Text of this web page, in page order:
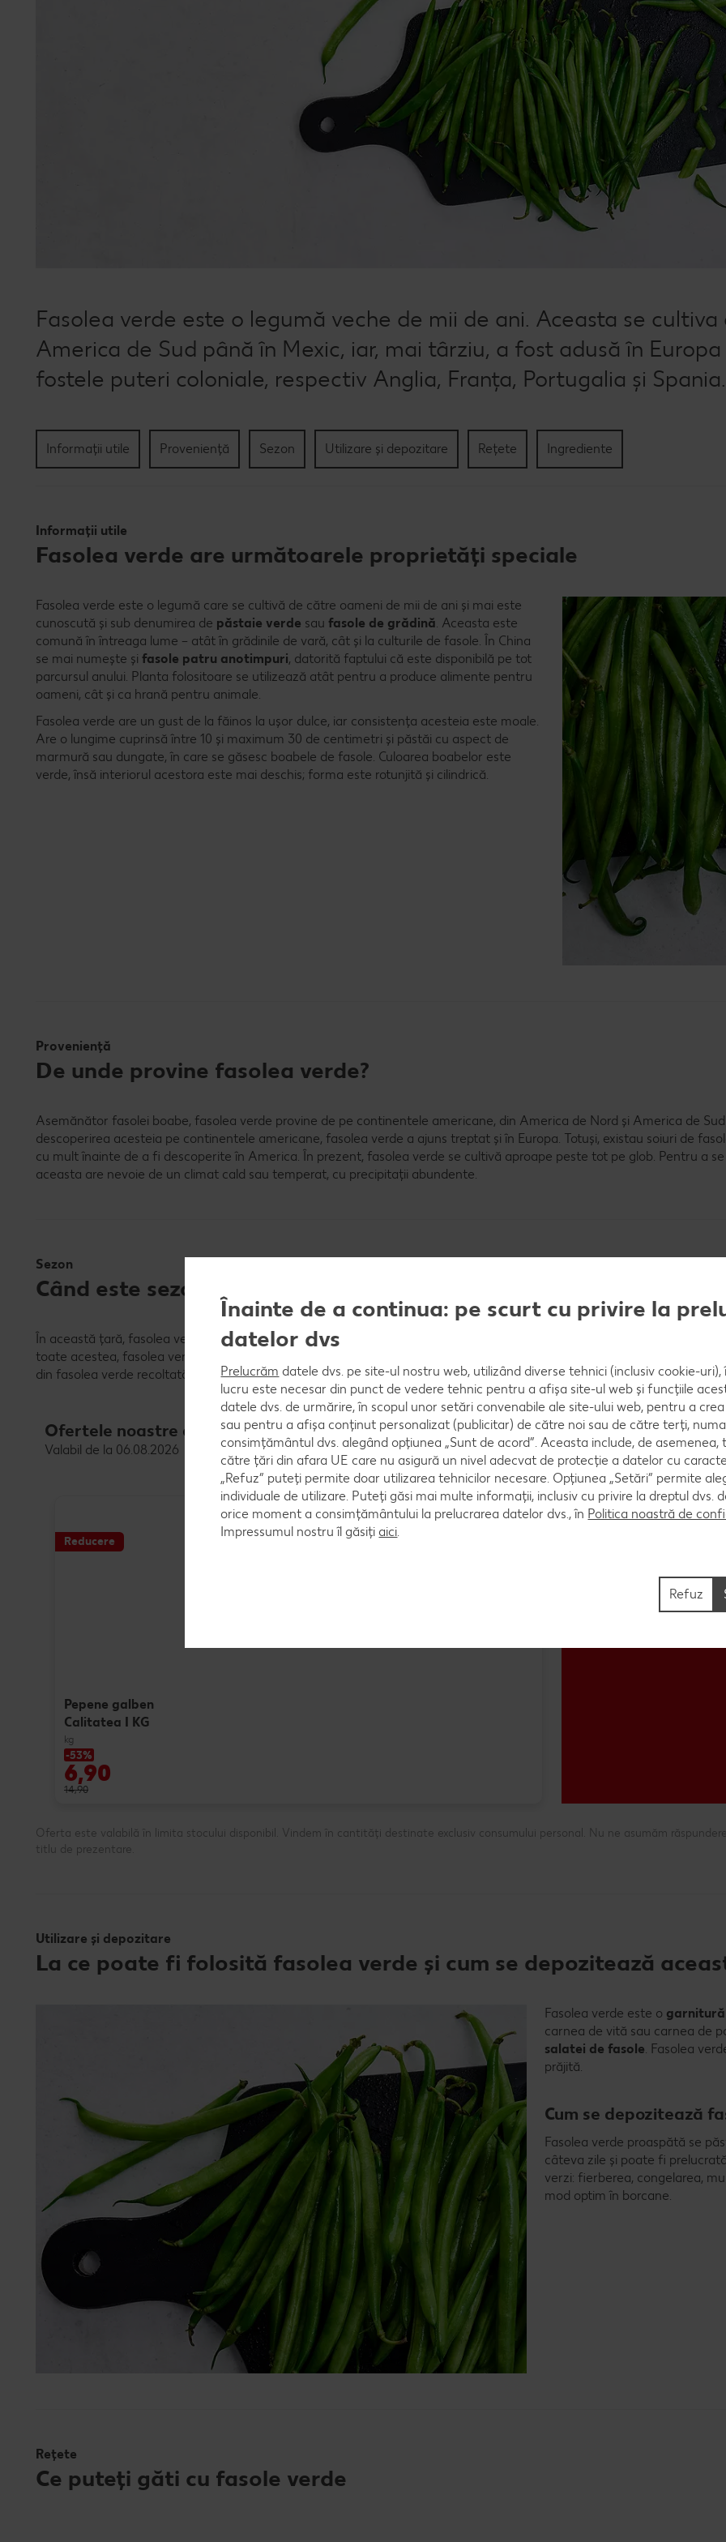
Fasolea verde este o legumă veche de mii de ani. Aceasta se cultiva
America de Sud până în Mexic, iar, mai târziu, a fost adusă în
fostele puteri coloniale, respectiv Anglia, Franța, Portugalia și
Informații utile Proveniență Sezon Utilizare și depozitare Rețete Ingrediente
Informații utile
Fasolea verde are următoarele proprietăți speciale
Fasolea verde este o legumă care se cultivă de către oameni de mii de ani și mai este
cunoscută și sub denumirea de păstaie verde sau fasole de grădină. Aceasta este
comună în întreaga lume – atât în grădinile de vară, cât și la culturile de fasole. În China
se mai numește și fasole patru anotimpuri, datorită faptului că este disponibilă pe tot
parcursul anului. Planta folositoare se utilizează atât pentru a produce alimente pentru
oameni, cât și ca hrană pentru animale.
Fasolea verde are un gust de la făinos la ușor dulce, iar consistența acesteia este moale.
Are o lungime cuprinsă între 10 și maximum 30 de centimetri și păstăi cu aspect de
marmură sau dungate, în care se găsesc boabele de fasole. Culoarea boabelor este
verde, însă interiorul acestora este mai deschis; forma este rotunjită și cilindrică.
Proveniență
De unde provine fasolea verde?
Asemănător fasolei boabe, fasolea verde provine de pe continentele americane, din America de Nord și America de
descoperirea acesteia pe continentele americane, fasolea verde a ajuns treptat și în Europa. Totuși, existau soiuri de
cu mult înainte de a fi descoperite în America. În prezent, fasolea verde se cultivă aproape peste tot pe glob. Pentru a
aceasta are nevoie de un climat cald sau temperat, cu precipitații abundente.
Sezon
Când este sezonul fasolei verzi?
În această țară, fasolea verde se recoltează din iulie până în toamnă și, prin urmare, se consideră a fi o legumă clasică de
toate acestea, fasolea verde este disponibilă și în afara sezonului de recoltare, de exemplu, la secțiunea de congelate; o
din fasolea verde recoltată se congelează imediat după recoltare.
Ofertele noastre de legume proaspete
Valabil de la 06.08.2026
Reducere
Pepene galben
Calitatea I KG
kg
-53%
6,90
14,90
Oferta este valabilă în limita stocului disponibil. Vindem în cantități destinate exclusiv consumului personal. Nu ne asumăm
titlu de prezentare.
Utilizare și depozitare
La ce poate fi folosită fasolea verde și cum se depozitează
Fasolea verde este o
carnea de vită sau carnea de
salatei de fasole. Fasolea
prăjită.
Cum se depozitează
Fasolea verde proaspătă se
câteva zile și poate fi
verzi: fierberea, congelarea,
mod optim în borcane.
Rețete
Ce puteți găti cu fasole verde
Înainte de a continua: pe scurt cu privire la
datelor dvs
Prelucrăm datele dvs. pe site-ul nostru web, utilizând diverse tehnici (inclusiv cookie-
lucru este necesar din punct de vedere tehnic pentru a afișa site-ul web și funcțiile
datele dvs. de urmărire, în scopul unor setări convenabile ale site-ului web, pentru a
sau pentru a afișa conținut personalizat (publicitar) de către noi sau de către terți,
consimțământul dvs. alegând opțiunea „Sunt de acord”. Aceasta include, de
către țări din afara UE care nu asigură un nivel adecvat de protecție a datelor cu
„Refuz” puteți permite doar utilizarea tehnicilor necesare. Opțiunea „Setări” permite
individuale de utilizare. Puteți găsi mai multe informații, inclusiv cu privire la dreptul dvs.
orice moment a consimțământului la prelucrarea datelor dvs., în Politica noastră de
Impressumul nostru îl găsiți aici.
Refuz